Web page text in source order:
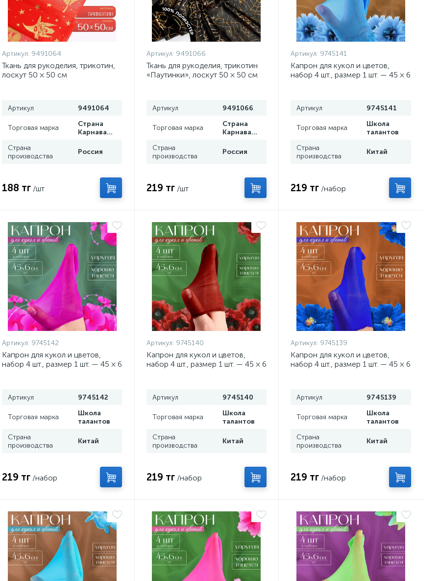
Артикул: 9491064
Ткань для рукоделия, трикотин,
лоскут 50 × 50 см
Артикул 9491064
Торговая марка
Страна
Карнавалия
Страна
производства
Россия
188 тг /шт
Артикул: 9491066
Ткань для рукоделия, трикотин
«Паутинки», лоскут 50 × 50 см
Артикул 9491066
Торговая марка
Страна
Карнавалия
Страна
производства
Россия
219 тг /шт
Артикул: 9745141
Капрон для кукол и цветов,
набор 4 шт., размер 1 шт. — 45 × 6
Артикул 9745141
Торговая марка
Школа
талантов
Страна
производства
Китай
219 тг /набор
Артикул: 9745142
Капрон для кукол и цветов,
набор 4 шт., размер 1 шт. — 45 × 6
Артикул 9745142
Торговая марка
Школа
талантов
Страна
производства
Китай
219 тг /набор
Артикул: 9745140
Капрон для кукол и цветов,
набор 4 шт., размер 1 шт. — 45 × 6
Артикул 9745140
Торговая марка
Школа
талантов
Страна
производства
Китай
219 тг /набор
Артикул: 9745139
Капрон для кукол и цветов,
набор 4 шт., размер 1 шт. — 45 × 6
Артикул 9745139
Торговая марка
Школа
талантов
Страна
производства
Китай
219 тг /набор